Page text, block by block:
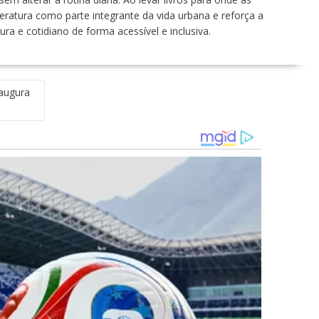
como parte integrante da vida urbana e reforça a
e cotidiano de forma acessível e inclusiva.